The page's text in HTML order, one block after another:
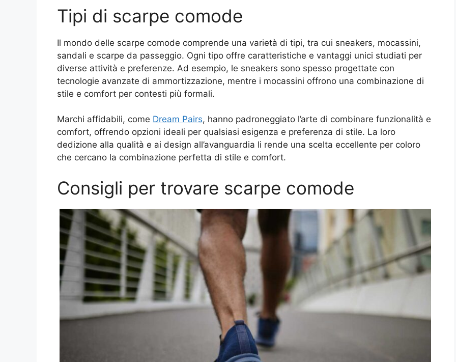
Tipi di scarpe comode
Il mondo delle scarpe comode comprende una varietà di tipi, tra cui sneakers, mocassini,
sandali e scarpe da passeggio. Ogni tipo offre caratteristiche e vantaggi unici studiati per
diverse attività e preferenze. Ad esempio, le sneakers sono spesso progettate con
tecnologie avanzate di ammortizzazione, mentre i mocassini offrono una combinazione di
stile e comfort per contesti più formali.
Marchi affidabili, come Dream Pairs, hanno padroneggiato l’arte di combinare funzionalità e
comfort, offrendo opzioni ideali per qualsiasi esigenza e preferenza di stile. La loro
dedizione alla qualità e ai design all’avanguardia li rende una scelta eccellente per coloro
che cercano la combinazione perfetta di stile e comfort.
Consigli per trovare scarpe comode